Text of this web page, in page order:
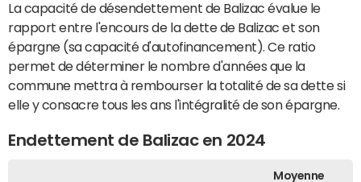
La capacité de désendettement de Balizac évalue le
rapport entre l'encours de la dette de Balizac et son
épargne (sa capacité d'autofinancement). Ce ratio
permet de déterminer le nombre d'années que la
commune mettra à rembourser la totalité de sa dette si
elle y consacre tous les ans l'intégralité de son épargne.
Endettement de Balizac en 2024
Moyenne